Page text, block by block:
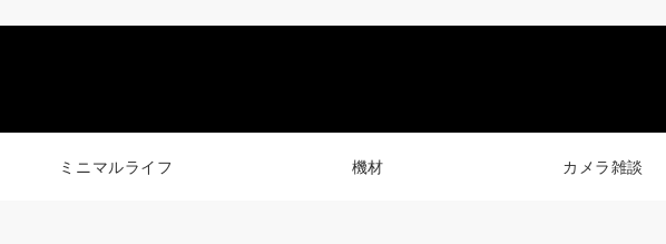
ミニマルライフ 機材 カメラ雑談